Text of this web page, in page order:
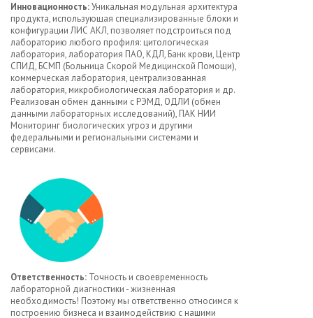
Инновационность:Уникальная модульная архитектура
продукта, использующая специализированные блоки и
конфигурации ЛИС АКЛ, позволяет подстроиться под
лабораторию любого профиля: цитологическая
лаборатория, лаборатория ПАО, КДЛ, Банк крови, Центр
СПИД, БСМП (Больница Скорой Медицинской Помощи),
коммерческая лаборатория, централизованная
лаборатория, микробиологическая лаборатория и др.
Реализован обмен данными с РЭМД, ОДЛИ (обмен
данными лабораторных исследований), ПАК НИИ
Мониторинг биологических угроз и другими
федеральными и региональными системами и
сервисами.
Ответственность: Точность и своевременность
лабораторной диагностики - жизненная
необходимость! Поэтому мы ответственно относимся к
построению бизнеса и взаимодействию с нашими